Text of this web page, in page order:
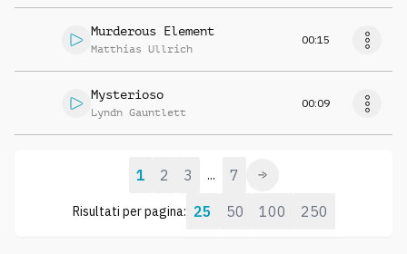
Murderous Element
Matthias Ullrich
00:15
Mysterioso
Lyndn Gauntlett
00:09
Risultati per pagina: 25 50 100 250
1 2 3 ... 7